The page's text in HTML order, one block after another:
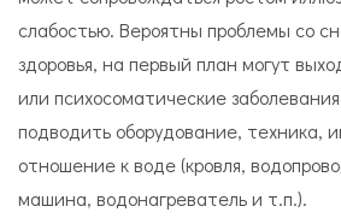
слабостью. Вероятны проблемы со
здоровья, на первый план могут
или психосоматические
подводить оборудование, техника,
отношение к воде (кровля,
машина, водонагреватель и т.п.).